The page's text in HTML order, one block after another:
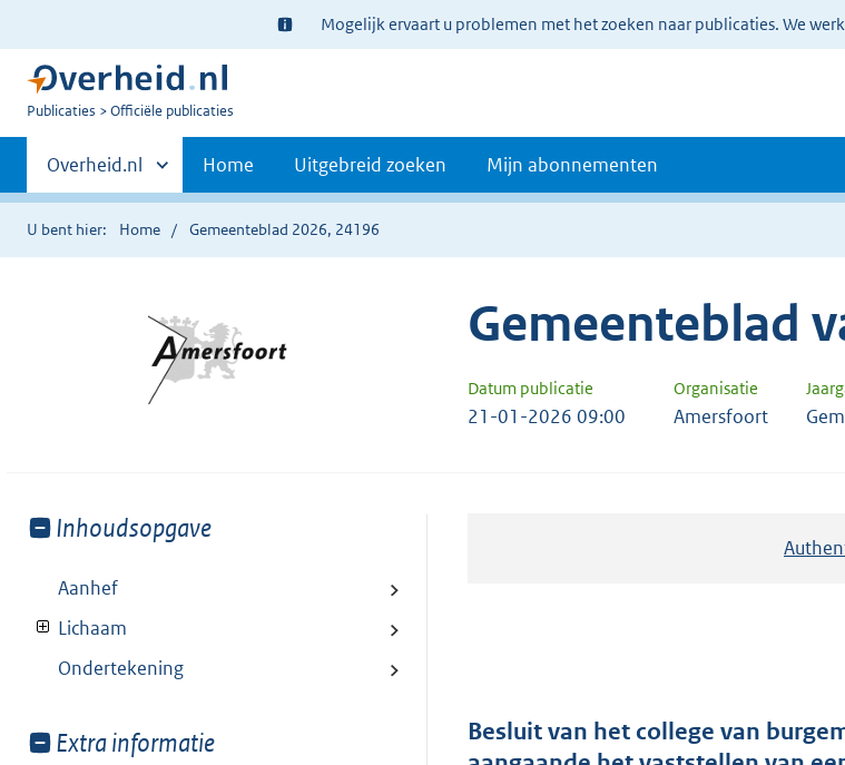
Ter
informatie:
Mogelijk ervaart u problemen met het zoeken naar publicaties. We
U
Publicaties Officiële publicaties
Primaire
navigatie
Andere
sites
binnen
Overheid.nl Home Uitgebreid zoeken Mijn abonnementen
U bent hier: Home Gemeenteblad 2026, 24196
Gemeenteblad
Datum publicatie Organisatie
21-01-2026 09:00 Amersfoort
Toon
van:
Inhoudsopgave
Aanhef
Lichaam
Ondertekening
Toon
Extra informatie
Besluit van het college van